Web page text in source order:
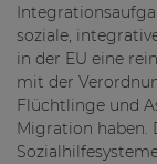
soziale,
in der EU eine
mit der
Flüchtlinge und
Migration haben.